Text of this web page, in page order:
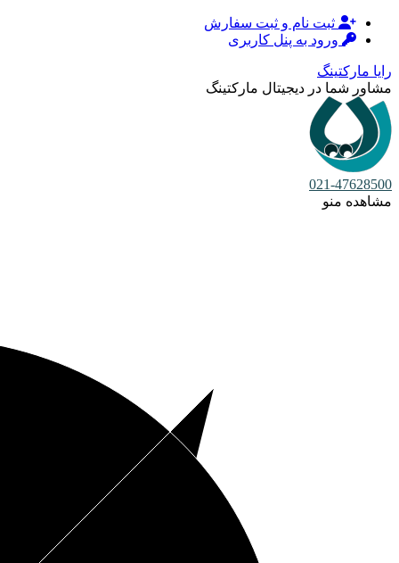
ثبت نام و ثبت سفارش
ورود به پنل کاربری
رایا مارکتینگ
مشاور شما در دیجیتال مارکتینگ
021-47628500
مشاهده منو